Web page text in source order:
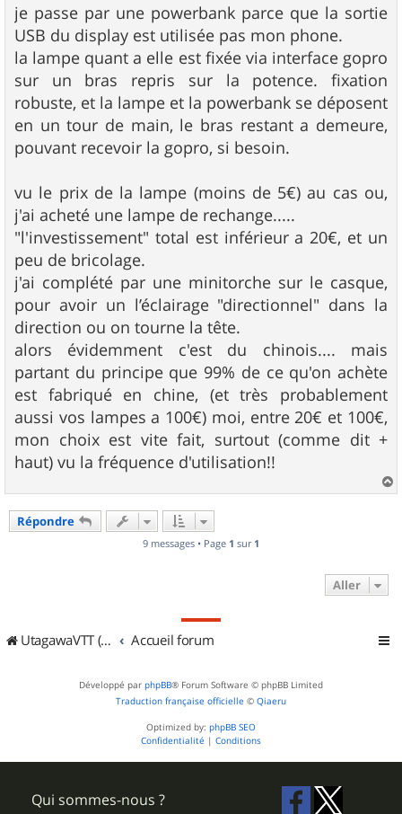
je passe par une powerbank parce que la sortie
USB du display est utilisée pas mon phone.
la lampe quant a elle est fixée via interface gopro
sur un bras repris sur la potence. fixation
robuste, et la lampe et la powerbank se déposent
en un tour de main, le bras restant a demeure,
pouvant recevoir la gopro, si besoin.
vu le prix de la lampe (moins de 5€) au cas ou,
j'ai acheté une lampe de rechange.....
"l'investissement" total est inférieur a 20€, et un
peu de bricolage.
j'ai complété par une minitorche sur le casque,
pour avoir un l’éclairage "directionnel" dans la
direction ou on tourne la tête.
alors évidemment c'est du chinois.... mais
partant du principe que 99% de ce qu'on achète
est fabriqué en chine, (et très probablement
aussi vos lampes a 100€) moi, entre 20€ et 100€,
mon choix est vite fait, surtout (comme dit +
haut) vu la fréquence d'utilisation!!
a
Répondre
9 messages • Page 1 sur 1
Aller
UtagawaVTT (Randos VTT et VTTAE avec traces GPS) Accueil forum
Développé par phpBB® Forum Software © phpBB Limited
Traduction française officielle © Qiaeru
Optimized by: phpBB SEO
Confidentialité | Conditions
Qui sommes-nous ?